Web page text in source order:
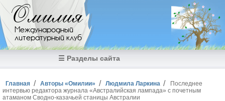
Перейти к основному содержанию
Омилия
Международный
литературный клуб
☰ Разделы сайта
Вы здесь
Главная Авторы «Омилии» Людмила Ларкина
Последнее
интервью редактора журнала «Австралийская лампада» с почетным
атаманом Сводно-казачьей станицы Австралии